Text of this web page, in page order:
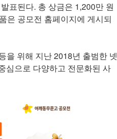
표된다. 총 상금은 1,200만 원
은 공모전 홈페이지에 게시되
을 위해 지난 2018년 출범한 넷
심으로 다양하고 전문화된 사